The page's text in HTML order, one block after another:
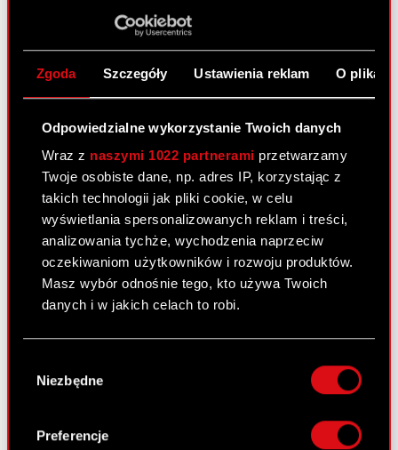
Zgoda Szczegóły Ustawienia reklam O
Odpowiedzialne wykorzystanie Twoich danych
Wraz z naszymi 1022 partnerami przetwarzamy
Twoje osobiste dane, np. adres IP, korzystając z
takich technologii jak pliki cookie, w celu
wyświetlania spersonalizowanych reklam i treści,
analizowania tychże, wychodzenia naprzeciw
oczekiwaniom użytkowników i rozwoju produktów.
Masz wybór odnośnie tego, kto używa Twoich
danych i w jakich celach to robi.
lokalizacji geograficznej z dokładnością nawet
Identyfikować Twoje urządzenie, aktywnie
zgody
Niezbędne
Preferencje
Temat: Ogłoszenie o zwołaniu Zwyczajnego
ust. 1 pkt 2 Ustawy o ofercie – informacje bieżące
i okresowe Zarząd CD PROJEKT Spółka Akcyjna
(„Spółka”) na podstawie art. 399 § 1…Czytaj dalej
PDF
Regulamin udziału w Walnym
Zgromadzeniu CD PROJEKT S.A. przy
wykorzystaniu środków komunikacji
elektronicznej
PDF ESPI - RB 9/2025
Raport bieżący nr 8/2025
sprawie podziału zysku netto osiągniętego w
2024 r. Podstawa prawna: Art. 17 ust. 1 MAR –